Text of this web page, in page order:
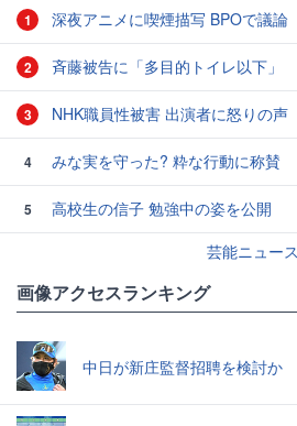
1 深夜アニメに喫煙描写 BPOで議論
2 斉藤被告に「多目的トイレ以下」
3 NHK職員性被害 出演者に怒りの声
4 みな実を守った? 粋な行動に称賛
5
高校生の信子 勉強中の姿を公開
芸能ニュー
画像アクセスランキング
中日が新庄監督招聘を検討か